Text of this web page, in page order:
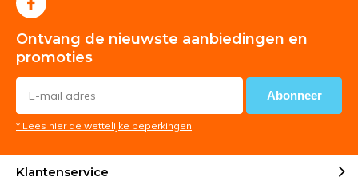
Ontvang de nieuwste aanbiedingen en
promoties
Abonneer
* Lees hier de wettelijke beperkingen
Klantenservice